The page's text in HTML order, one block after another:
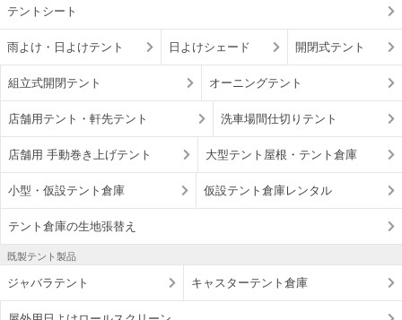
テントシート
雨よけ・日よけテント 日よけシェード 開閉式テント
組立式開閉テント オーニングテント
店舗用テント・軒先テント 洗車場間仕切りテント
店舗用 手動巻き上げテント 大型テント屋根・テント倉庫
小型・仮設テント倉庫 仮設テント倉庫レンタル
テント倉庫の生地張替え
既製テント製品
ジャバラテント キャスターテント倉庫